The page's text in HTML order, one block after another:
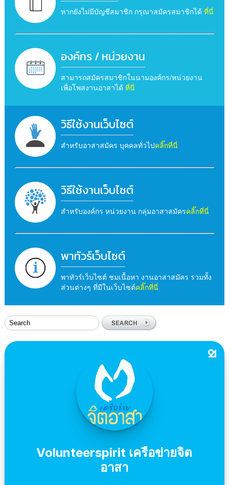
หากยังไม่มีบัญชีสมาชิก กรุณาสมัครสมาชิกได้ ที่นี่
องค์กร / หน่วยงาน
สามารถสมัครสมาชิกในนามองค์กร/หน่วยงาน
เพื่อโพสงานอาสาได้ ที่นี่
วิธีใช้งานเว็บไซต์
สำหรับอาสาสมัคร บุคคลทั่วไปคลิ๊กที่นี่
วิธีใช้งานเว็บไซต์
สำหรับองค์กร หน่วยงาน กลุ่มอาสาสมัครคลิ๊กที่นี่
พาทัวร์เว็บไซต์
พาทัวร์เว็บไซต์ ชมเนื้อหา งานอาสาสมัคร รวมทั้ง
ส่วนต่างๆ ที่มีในเว็บไซต์คลิ๊กที่นี่